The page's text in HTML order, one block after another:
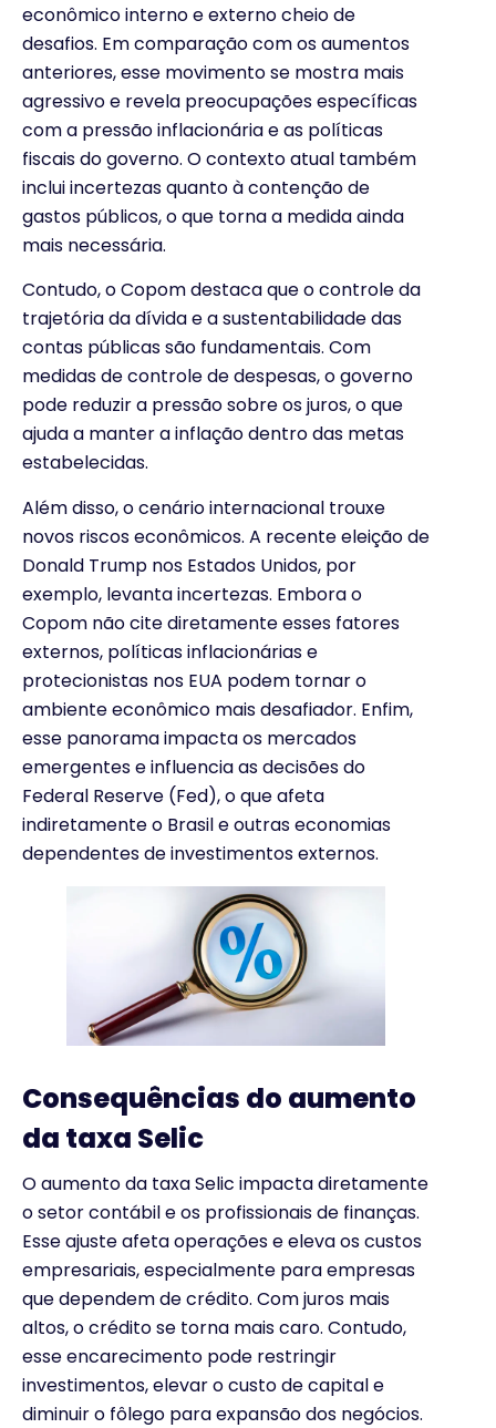
econômico interno e externo cheio de
desafios. Em comparação com os aumentos
anteriores, esse movimento se mostra mais
agressivo e revela preocupações específicas
com a pressão inflacionária e as políticas
fiscais do governo. O contexto atual também
inclui incertezas quanto à contenção de
gastos públicos, o que torna a medida ainda
mais necessária.
Contudo, o Copom destaca que o controle da
trajetória da dívida e a sustentabilidade das
contas públicas são fundamentais. Com
medidas de controle de despesas, o governo
pode reduzir a pressão sobre os juros, o que
ajuda a manter a inflação dentro das metas
estabelecidas.
Além disso, o cenário internacional trouxe
novos riscos econômicos. A recente eleição de
Donald Trump nos Estados Unidos, por
exemplo, levanta incertezas. Embora o
Copom não cite diretamente esses fatores
externos, políticas inflacionárias e
protecionistas nos EUA podem tornar o
ambiente econômico mais desafiador. Enfim,
esse panorama impacta os mercados
emergentes e influencia as decisões do
Federal Reserve (Fed), o que afeta
indiretamente o Brasil e outras economias
dependentes de investimentos externos.
Consequências do aumento
da taxa Selic
O aumento da taxa Selic impacta diretamente
o setor contábil e os profissionais de finanças.
Esse ajuste afeta operações e eleva os custos
empresariais, especialmente para empresas
que dependem de crédito. Com juros mais
altos, o crédito se torna mais caro. Contudo,
esse encarecimento pode restringir
investimentos, elevar o custo de capital e
diminuir o fôlego para expansão dos negócios.